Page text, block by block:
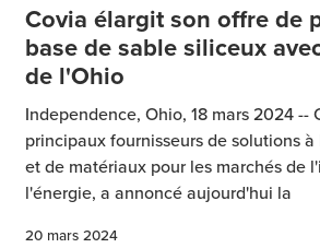
Covia élargit son offre de
base de sable siliceux
de l'Ohio
Independence, Ohio, 18 mars 2024 --
principaux fournisseurs de solutions
et de matériaux pour les marchés de
l'énergie, a annoncé aujourd'hui la
20 mars 2024